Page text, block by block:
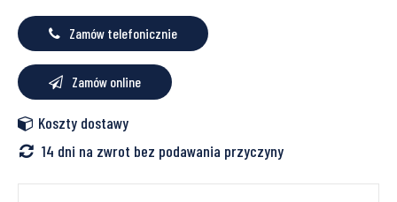
10
Zamów telefonicznie
Zamów online
Koszty dostawy
14 dni na zwrot bez podawania przyczyny